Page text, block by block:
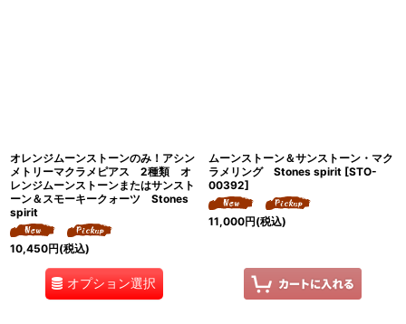
オレンジムーンストーンのみ！アシン
メトリーマクラメピアス 2種類 オ
レンジムーンストーンまたはサンスト
ーン＆スモーキークォーツ Stones
spirit
10,450円(税込)
オプション選択
ムーンストーン＆サンストーン・マク
ラメリング Stones spirit [STO-
00392]
11,000円(税込)